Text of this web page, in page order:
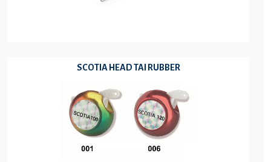
SCOTIA HEAD TAI RUBBER